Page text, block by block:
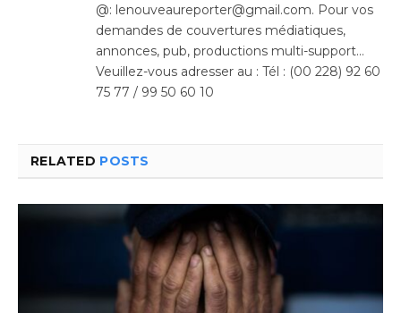
@: lenouveaureporter@gmail.com. Pour vos
demandes de couvertures médiatiques,
annonces, pub, productions multi-support…
Veuillez-vous adresser au : Tél : (00 228) 92 60
75 77 / 99 50 60 10
RELATED POSTS